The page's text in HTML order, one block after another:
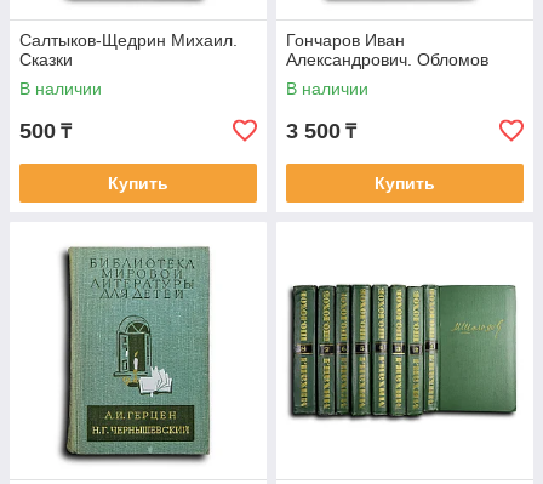
Салтыков-Щедрин Михаил.
Сказки
В наличии
500 ₸
Купить
Гончаров Иван
Александрович. Обломов
В наличии
3 500 ₸
Купить